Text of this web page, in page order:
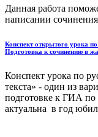
Данная работа
написании
Конспект открытого урока
Подготовка к сочинению в
Конспект урока по
текста» - один из
подготовке к ГИА по
актуальна в год